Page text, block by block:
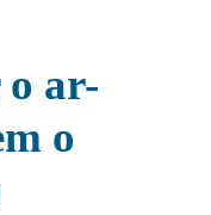
ar-
o